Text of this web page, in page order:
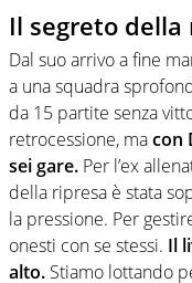
Il segreto della
Dal suo arrivo a fine
a una squadra
da 15 partite senza
retrocessione, macon
sei gare. Per l’ex
della ripresa è stata
la pressione. Per
onesti con se stessi. Il
alto. Stiamo lottando